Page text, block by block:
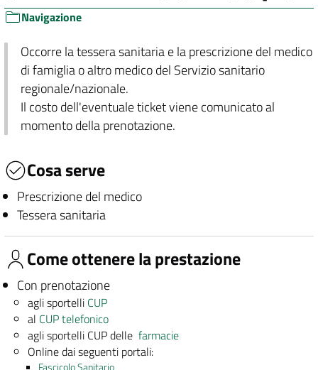
Navigazione
Occorre la tessera sanitaria e la prescrizione del medico
di famiglia o altro medico del Servizio sanitario
regionale/nazionale.
Il costo dell'eventuale ticket viene comunicato al
momento della prenotazione.
Cosa serve
Prescrizione del medico
Tessera sanitaria
Come ottenere la prestazione
Con prenotazione
agli sportelli CUP
al CUP telefonico
agli sportelli CUP dellefarmacie
Online dai seguenti portali:
Fascicolo Sanitario